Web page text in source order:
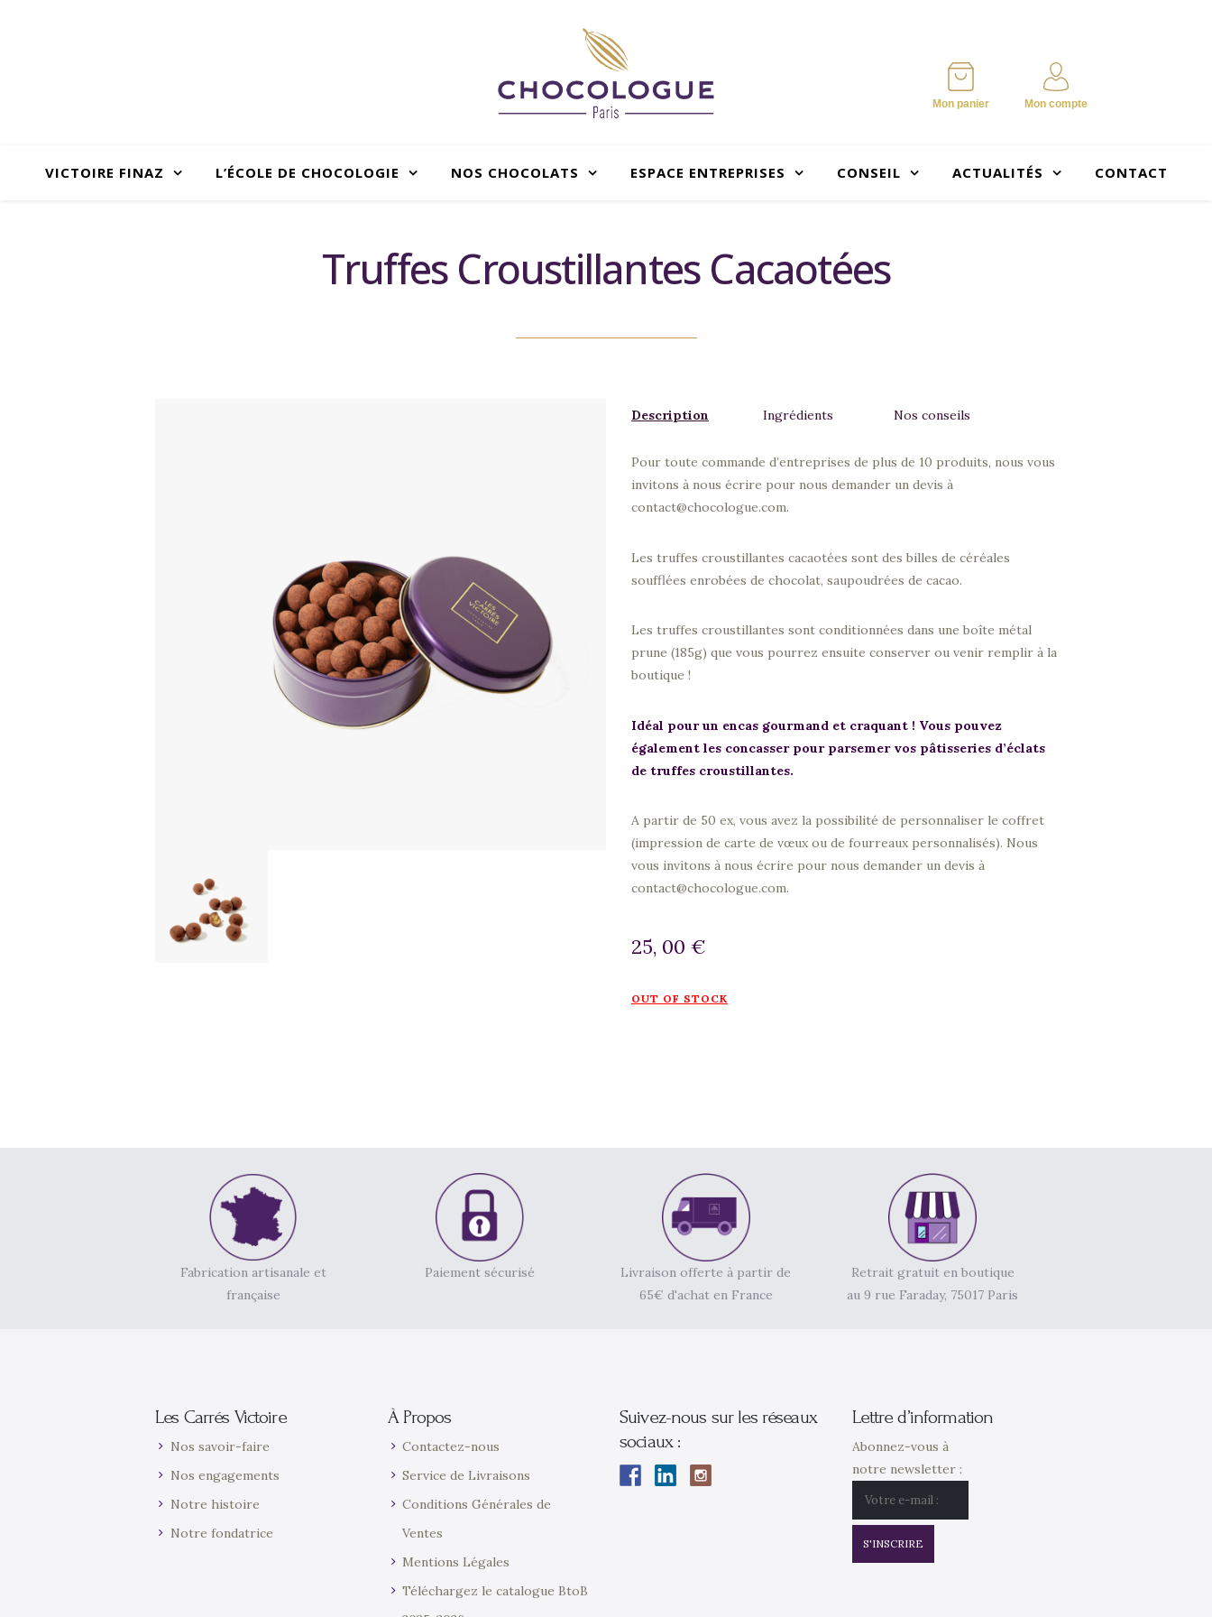
Mon panier Mon compte
VICTOIRE FINAZ L’ÉCOLE DE CHOCOLOGIE NOS CHOCOLATS ESPACE ENTREPRISES CONSEIL ACTUALITÉS CONTACT
Truffes Croustillantes Cacaotées
Description Ingrédients Nos conseils
Pour toute commande d’entreprises de plus de 10 produits, nous vous
invitons à nous écrire pour nous demander un devis à
contact@chocologue.com.
Les truffes croustillantes cacaotées sont des billes de céréales
soufflées enrobées de chocolat, saupoudrées de cacao.
Les truffes croustillantes sont conditionnées dans une boîte métal
prune (185g) que vous pourrez ensuite conserver ou venir remplir à la
boutique !
Idéal pour un encas gourmand et craquant ! Vous pouvez
également les concasser pour parsemer vos pâtisseries d’éclats
de truffes croustillantes.
A partir de 50 ex, vous avez la possibilité de personnaliser le coffret
(impression de carte de vœux ou de fourreaux personnalisés). Nous
vous invitons à nous écrire pour nous demander un devis à
contact@chocologue.com.
25, 00 €
OUT OF STOCK
Fabrication artisanale et
française
Paiement sécurisé
Livraison offerte à partir de
65€ d'achat en France
Retrait gratuit en boutique
au 9 rue Faraday, 75017 Paris
Les Carrés Victoire
Nos savoir-faire
Nos engagements
Notre histoire
Notre fondatrice
À Propos
Contactez-nous
Service de Livraisons
Conditions Générales de
Ventes
Mentions Légales
Téléchargez le catalogue BtoB
Suivez-nous sur les réseaux
sociaux :
Lettre d’information
Abonnez-vous à
notre newsletter :